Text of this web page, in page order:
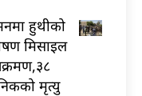
हुथीको
मिसाइल
मृत्यु